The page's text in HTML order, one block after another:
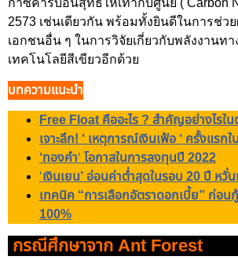
ก๊าซคาร์บอนสุทธิให้เท่ากับศูนย์ ( Carbon
2573 เช่นเดียวกัน พร้อมทั้งยินดีในการช่ว
เอกชนอื่น ๆ ในการวิจัยเกี่ยวกับพลังงานทา
เทคโนโลยีสีเขียวอีกด้วย
บทความแนะนำ
Free Float คืออะไร ? สำคัญอย่างไรใ
เจาะลึก! ‘ เหตุการณ์เงินเฟ้อ ‘ ครั้งแรก
‘ทองคำ‘ โอกาสในการลงทุนปี 2022
‘เงินเยน’ อ่อนค่าต่ำสุดในรอบ 20 ปี ห
เทคนิค “การเลือกอัตราดอกเบี้ย” ก่อน
100%
กรณีศึกษาจาก Ant Forest